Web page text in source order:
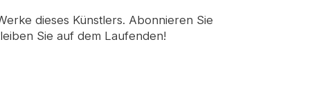
dieses Künstlers. Abonnieren Sie
Sie auf dem Laufenden!